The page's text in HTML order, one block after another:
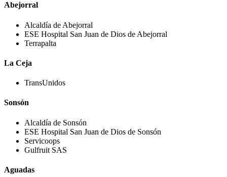
Abejorral
Alcaldía de Abejorral
ESE Hospital San Juan de Dios de Abejorral
Terrapalta
La Ceja
TransUnidos
Sonsón
Alcaldía de Sonsón
ESE Hospital San Juan de Dios de Sonsón
Servicoops
Gulfruit SAS
Aguadas